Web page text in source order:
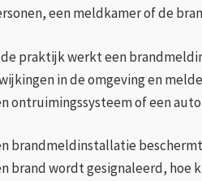
een meldkamer of de
praktijk werkt een
in de omgeving en
ontruimingssysteem of een
brandmeldinstallatie
brand wordt gesignaleerd, hoe